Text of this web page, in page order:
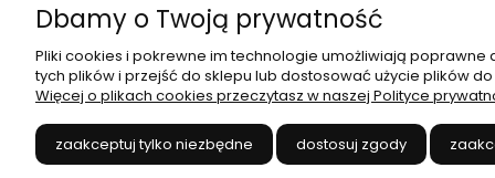
Dbamy o Twoją prywatność
Pliki cookies i pokrewne im technologie umożliwiają
tych plików i przejść do sklepu lub dostosować użycie plików
Więcej o plikach cookies przeczytasz w naszej Polityce
zaakceptuj tylko niezbędne dostosuj zgody